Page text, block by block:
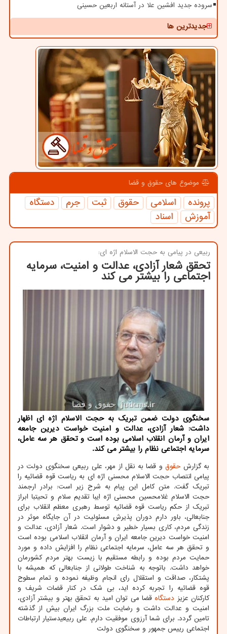
سروده جدید افشین علا در آستانه اربعین حسینی
جدیدترین ها
موضوع های حقوق و قضا
پرونده اسلامی حقوق ثبت جرم
دستگاه
آموزش
اسناد
ربیعی در پیامی به حجت الاسلام اژه ای:
تحقق شعار آزادی، عدالت و امنیت، سرمایه
اجتماعی را بیشتر می كند
سخنگوی دولت ضمن تبریک به حجت الاسلام اژه ای اظهار
داشت: شعار آزادی، عدالت و امنیت خواست دیرین جامعه
ایران و آرمان انقلاب اسلامی بوده است و تحقق هر سه عامل،
سرمایه اجتماعی نظام را بیشتر می کند.
به گزارش حقوقو قضا به نقل از مهر، علی ربیعی سخنگوی دولت در
پیامی انتصاب حجت الاسلام محسنی اژه ای به ریاست قوه قضائیه را
تبریک گفت. متن کامل این پیام به شرح زیر است: برادر ارجمند
حجت الاسلام غلامحسین محسنی اژه ایبا تقدیم سلام و تحیتبا ابراز
تبریک از حکم ریاست قوه قضائیه توسط رهبری معظم انقلاب برای
جنابعالی، باور دارم دوران پذیرش مسئولیت در آن جایگاه موثر در
زندگی مردم، کاری بسیار خطیر و دشوار است. شعار آزادی، عدالت و
امنیت خواست دیرین جامعه ایران و آرمان انقلاب اسلامی بوده است
و تحقق هر سه عامل، سرمایه اجتماعی نظام را افزایش داده و مورد
حمایت مردم بوده و رابطه مستقیم با زیست بهتر مردم کشورمان
خواهد داشت. باتوجه به شناخت طولانی از جنابعالی که همیشه با
پشتکار، صداقت و استقلال رای انجام وظیفه نموده و تمام سطوح
قوه قضائیه را تجربه کرده اید، بی شک در کنار قضات شریف و
کارکنان عزیز دستگاه قضا می توان امید به تحقق بهتر و بیشتر آزادی،
امنیت و عدالت داشت و رضایت ملت بزرگ ایران بیش از گذشته
تامین گردد. برای شما آرزوی موفقیت دارم. علی ربیعیدستیار ارتباطات
اجتماعی رییس جمهور و سخنگوی دولت